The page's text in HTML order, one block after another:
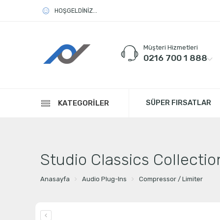
HOŞGELDİNİZ...
Müşteri Hizmetleri
0216 700 1 888
KATEGORİLER SÜPER FIRSATLAR
Studio Classics
Anasayfa Audio Plug-Ins Compressor / Limiter